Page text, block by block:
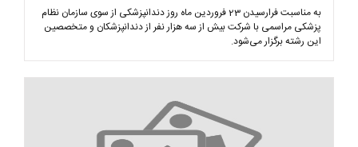
به مناسبت فرارسیدن 23 فروردین ماه روز دندانپزشکی از سوی سازمان نظام
پزشکی مراسمی با شرکت بیش از سه هزار نفر از دندانپزشکان و متخصصین
این رشته برگزار می‌شود.